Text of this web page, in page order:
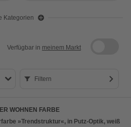
Kategorien
Verfügbar in meinem Markt
Filtern
WOHNEN FARBE
»Trendstruktur«, in Putz-Optik, weiß